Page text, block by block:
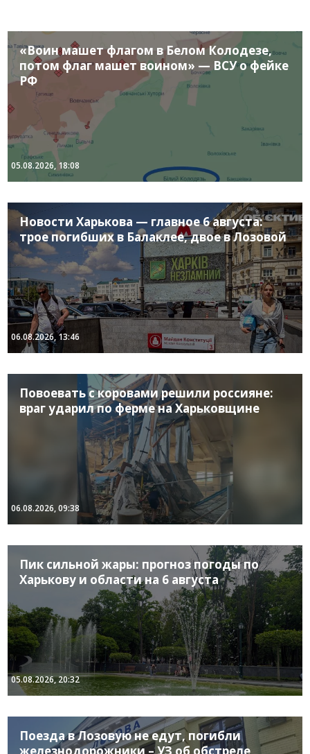
«Воин машет флагом в Белом Колодезе,
потом флаг машет воином» — ВСУ о фейке
РФ
05.08.2026, 18:08
Новости Харькова — главное 6 августа:
трое погибших в Балаклее, двое в Лозовой
06.08.2026, 13:46
Повоевать с коровами решили россияне:
враг ударил по ферме на Харьковщине
06.08.2026, 09:38
Пик сильной жары: прогноз погоды по
Харькову и области на 6 августа
05.08.2026, 20:32
Поезда в Лозовую не едут, погибли
железнодорожники – УЗ об обстреле